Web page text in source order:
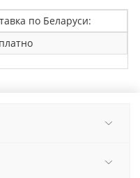
по Беларуси: